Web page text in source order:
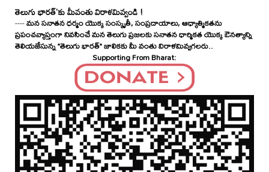
తెలుగు భారత్'కు మీవంతు విరాళమివ్వండి !
----మన సనాతన ధర్మం యొక్క సంస్కృతీ, సంప్రదాయాలు, ఆధ్యాత్మికతను
ప్రపంచవ్యాప్తంగా నివసించే మన తెలుగు ప్రజలకు సనాతన ధార్మికత యొక్క ఔనత్యాన్ని
తెలియజేసున్న "తెలుగు భారత్" జాలికకు మీ వంతు విరాళమివ్వగలరు..
Supporting From Bharat: